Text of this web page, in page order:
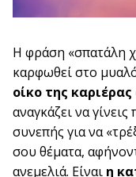
Η φράση «σπατάλη
καρφωθεί στο
οίκο της
αναγκάζει να
συνεπής για να
σου θέματα,
ανεμελιά. Είναι η